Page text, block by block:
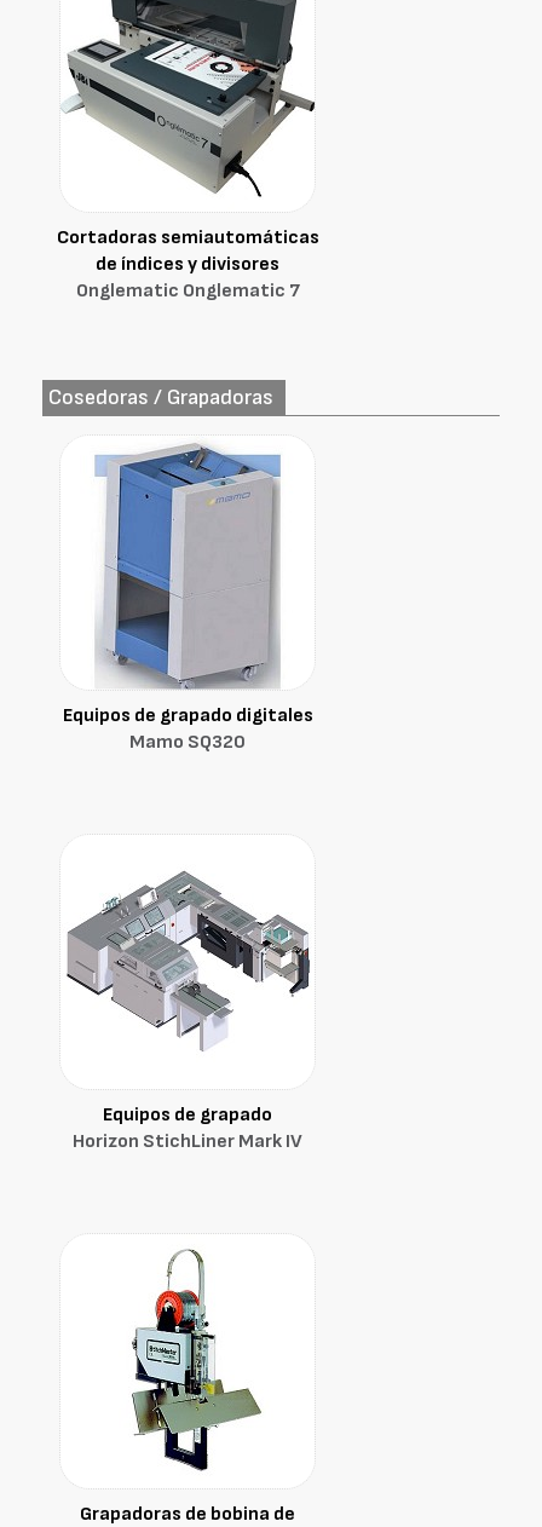
Cortadoras semiautomáticas
de índices y divisores
Onglematic Onglematic 7
Cosedoras / Grapadoras
Equipos de grapado digitales
Mamo SQ320
Equipos de grapado
Horizon StichLiner Mark IV
Grapadoras de bobina de